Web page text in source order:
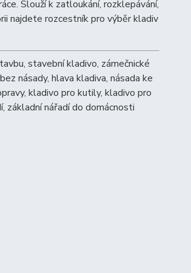
Slouží k zatloukání, rozklepávání,
najdete rozcestník pro výběr kladiv
stavební kladivo, zámečnické
násady, hlava kladiva, násada ke
kladivo pro kutily, kladivo pro
základní nářadí do domácnosti